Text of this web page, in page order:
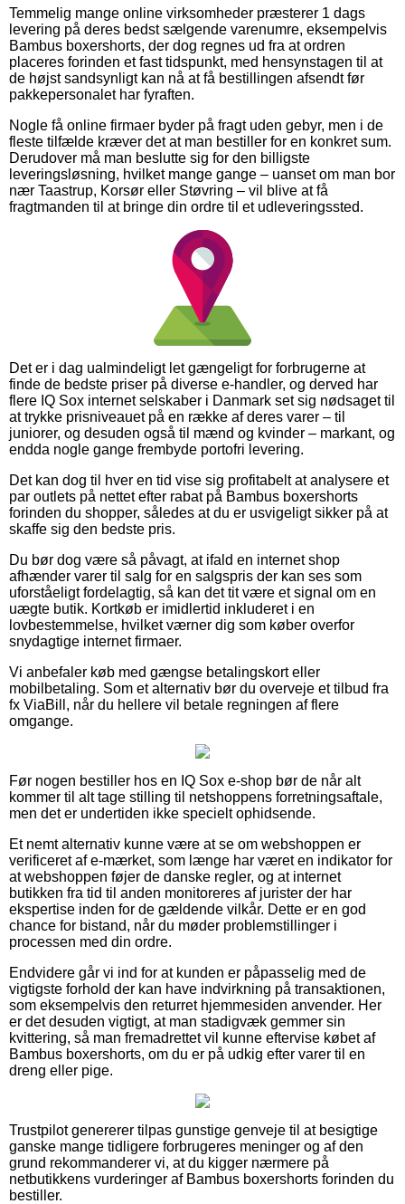
Temmelig mange online virksomheder præsterer 1 dags
levering på deres bedst sælgende varenumre, eksempelvis
Bambus boxershorts, der dog regnes ud fra at ordren
placeres forinden et fast tidspunkt, med hensynstagen til at
de højst sandsynligt kan nå at få bestillingen afsendt før
pakkepersonalet har fyraften.
Nogle få online firmaer byder på fragt uden gebyr, men i de
fleste tilfælde kræver det at man bestiller for en konkret sum.
Derudover må man beslutte sig for den billigste
leveringsløsning, hvilket mange gange – uanset om man bor
nær Taastrup, Korsør eller Støvring – vil blive at få
fragtmanden til at bringe din ordre til et udleveringssted.
Det er i dag ualmindeligt let gængeligt for forbrugerne at
finde de bedste priser på diverse e-handler, og derved har
flere IQ Sox internet selskaber i Danmark set sig nødsaget til
at trykke prisniveauet på en række af deres varer – til
juniorer, og desuden også til mænd og kvinder – markant, og
endda nogle gange frembyde portofri levering.
Det kan dog til hver en tid vise sig profitabelt at analysere et
par outlets på nettet efter rabat på Bambus boxershorts
forinden du shopper, således at du er usvigeligt sikker på at
skaffe sig den bedste pris.
Du bør dog være så påvagt, at ifald en internet shop
afhænder varer til salg for en salgspris der kan ses som
uforståeligt fordelagtig, så kan det tit være et signal om en
uægte butik. Kortkøb er imidlertid inkluderet i en
lovbestemmelse, hvilket værner dig som køber overfor
snydagtige internet firmaer.
Vi anbefaler køb med gængse betalingskort eller
mobilbetaling. Som et alternativ bør du overveje et tilbud fra
fx ViaBill, når du hellere vil betale regningen af flere
omgange.
Før nogen bestiller hos en IQ Sox e-shop bør de når alt
kommer til alt tage stilling til netshoppens forretningsaftale,
men det er undertiden ikke specielt ophidsende.
Et nemt alternativ kunne være at se om webshoppen er
verificeret af e-mærket, som længe har været en indikator for
at webshoppen føjer de danske regler, og at internet
butikken fra tid til anden monitoreres af jurister der har
ekspertise inden for de gældende vilkår. Dette er en god
chance for bistand, når du møder problemstillinger i
processen med din ordre.
Endvidere går vi ind for at kunden er påpasselig med de
vigtigste forhold der kan have indvirkning på transaktionen,
som eksempelvis den returret hjemmesiden anvender. Her
er det desuden vigtigt, at man stadigvæk gemmer sin
kvittering, så man fremadrettet vil kunne eftervise købet af
Bambus boxershorts, om du er på udkig efter varer til en
dreng eller pige.
Trustpilot genererer tilpas gunstige genveje til at besigtige
ganske mange tidligere forbrugeres meninger og af den
grund rekommanderer vi, at du kigger nærmere på
netbutikkens vurderinger af Bambus boxershorts forinden du
bestiller.